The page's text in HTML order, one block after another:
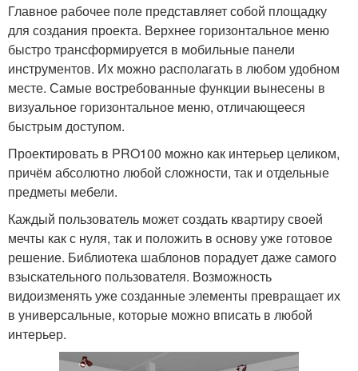
Главное рабочее поле представляет собой площадку
для создания проекта. Верхнее горизонтальное меню
быстро трансформируется в мобильные панели
инструментов. Их можно располагать в любом удобном
месте. Самые востребованные функции вынесены в
визуальное горизонтальное меню, отличающееся
быстрым доступом.
Проектировать в PRO100 можно как интерьер целиком,
причём абсолютно любой сложности, так и отдельные
предметы мебели.
Каждый пользователь может создать квартиру своей
мечты как с нуля, так и положить в основу уже готовое
решение. Библиотека шаблонов порадует даже самого
взыскательного пользователя. Возможность
видоизменять уже созданные элементы превращает их
в универсальные, которые можно вписать в любой
интерьер.